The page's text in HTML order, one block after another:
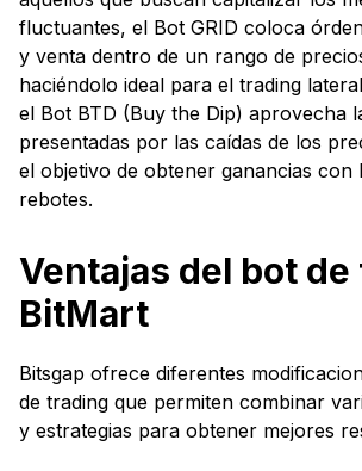
fluctuantes, el Bot GRID coloca
y venta dentro de un rango de
haciéndolo ideal para el trading
el Bot BTD (Buy the Dip) aprovecha
presentadas por las caídas de los
el objetivo de obtener ganancias con
rebotes.
Ventajas del bot
BitMart
Bitsgap ofrece diferentes
de trading que permiten combinar
y estrategias para obtener mejores